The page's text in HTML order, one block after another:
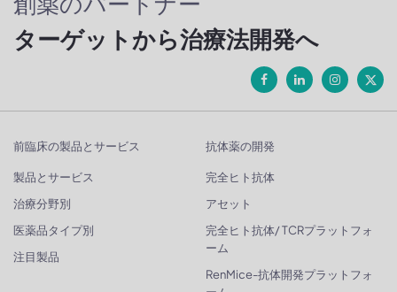
ターゲットから治療法開発へ
前臨床の製品とサービス
製品とサービス
治療分野別
医薬品タイプ別
注目製品
抗体薬の開発
完全ヒト抗体
アセット
完全ヒト抗体/ TCRプラットフォ
ーム
RenMice-抗体開発プラットフォ